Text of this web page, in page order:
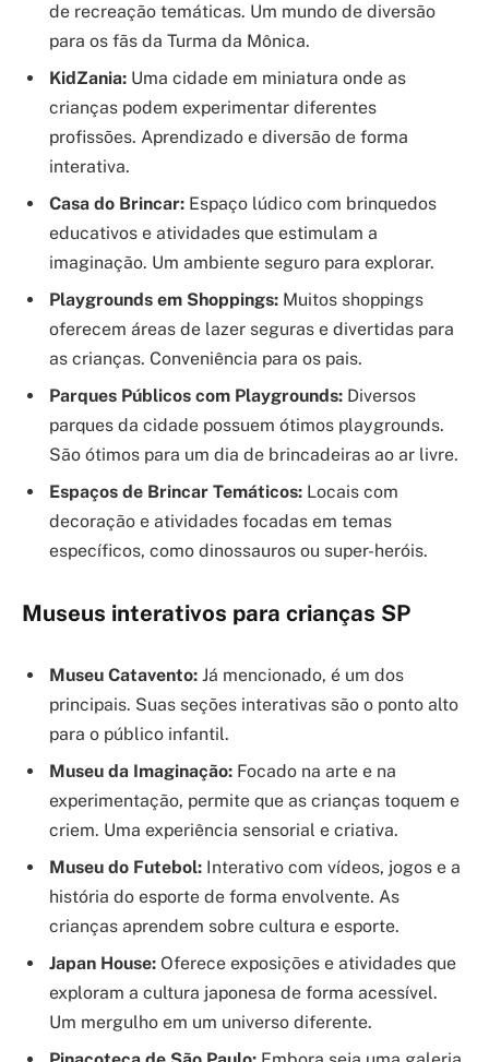
de recreação temáticas. Um mundo de diversão
para os fãs da Turma da Mônica.
KidZania: Uma cidade em miniatura onde as
crianças podem experimentar diferentes
profissões. Aprendizado e diversão de forma
interativa.
Casa do Brincar: Espaço lúdico com brinquedos
educativos e atividades que estimulam a
imaginação. Um ambiente seguro para explorar.
Playgrounds em Shoppings: Muitos shoppings
oferecem áreas de lazer seguras e divertidas para
as crianças. Conveniência para os pais.
Parques Públicos com Playgrounds: Diversos
parques da cidade possuem ótimos playgrounds.
São ótimos para um dia de brincadeiras ao ar livre.
Espaços de Brincar Temáticos: Locais com
decoração e atividades focadas em temas
específicos, como dinossauros ou super-heróis.
Museus interativos para crianças SP
Museu Catavento: Já mencionado, é um dos
principais. Suas seções interativas são o ponto alto
para o público infantil.
Museu da Imaginação: Focado na arte e na
experimentação, permite que as crianças toquem e
criem. Uma experiência sensorial e criativa.
Museu do Futebol: Interativo com vídeos, jogos e a
história do esporte de forma envolvente. As
crianças aprendem sobre cultura e esporte.
Japan House: Oferece exposições e atividades que
exploram a cultura japonesa de forma acessível.
Um mergulho em um universo diferente.